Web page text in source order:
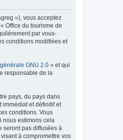
»), vous acceptez
Office du tourisme de
par vous-
conditions modifiées et
GNU 2.0 » et qui
responsable de la
pays, du pays dans
immédiat et définitif et
conditions. Vous
nous estimons cela
seront pas diffusées à
à compromettre vos